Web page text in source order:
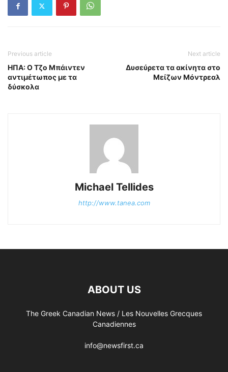
Previous article
ΗΠΑ: Ο Τζο Μπάιντεν
αντιμέτωπος με τα
δύσκολα
Next article
Δυσεύρετα τα ακίνητα στο
Μείζων Μόντρεαλ
Michael Tellides
http://www.tanea.com
ABOUT US
The Greek Canadian News / Les Nouvelles Grecques
Canadiennes
info@newsfirst.ca